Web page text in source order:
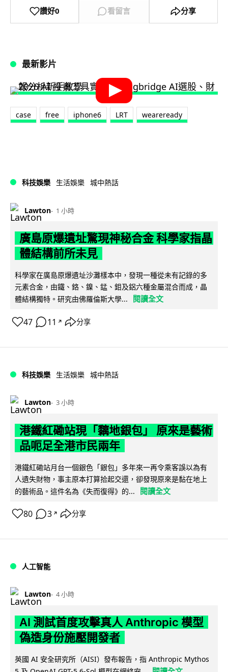
讚好0 看留言 分享
最新影片
case free iphone6 LRT weareready
科技娛樂 生活娛樂 城中熱話
Lawton 1 小時
廣島原爆遺址驚現神秘合金 科學家指晶
體結構前所未見
科學家在廣島原爆遺址沙灘樣本中，發現一種從未有記錄的多
元素合金，由鐵、鉻、鎳、錳、鉬及鋁六種金屬混合而成，晶
體結構獨特。研究由佛羅倫斯大學...
閱讀全文
47 11 ↗ 分享
科技娛樂 生活娛樂 城中熱話
Lawton 3 小時
港鐵紅磡站現「黐地銀包」 原來是藝術
品呃足全港市民兩年
港鐵紅磡站月台一個銀色「銀包」多年來一再令乘客誤以為有
人遺失財物，事主原本打算拾起交還，卻發現原來是黏在地上
的藝術品。這件名為《失而復得》的...
閱讀全文
80 3 ↗ 分享
人工智能
Lawton 4 小時
AI 測試首度攻擊真人 Anthropic 模型
偽造身份施壓開發者
英國 AI 安全研究所（AISI）發布報告，指 Anthropic Mythos